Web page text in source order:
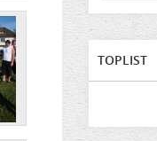
TOPLIST